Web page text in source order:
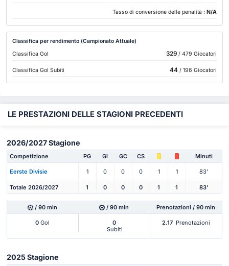
Tasso di conversione delle penalità : N/A
Classifica per rendimento (Campionato Attuale)
Classifica Gol
329/ 479 Giocatori
Classifica Gol Subiti 44/ 196 Giocatori
LE PRESTAZIONI DELLE STAGIONI PRECEDENTI
2026/2027 Stagione
Competizione PG Gl GC CS Minuti
Eerste Divisie 1 0 0 0 1 1 83'
Totale 2026/2027 1 0 0 0 1 1 83'
/ 90 min / 90 min Prenotazioni / 90 min
0 Gol
0
Subiti
2.17 Prenotazioni
2025 Stagione